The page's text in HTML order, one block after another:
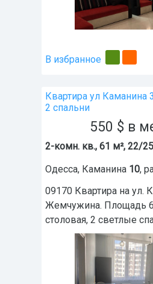
В избранное
Квартира ул
2 спальни
550 $ в
2-комн. кв., 61 м², 22/
Одесса, Каманина 10,
09170 Квартира на ул.
Жемчужина. Площадь
столовая, 2 светлые